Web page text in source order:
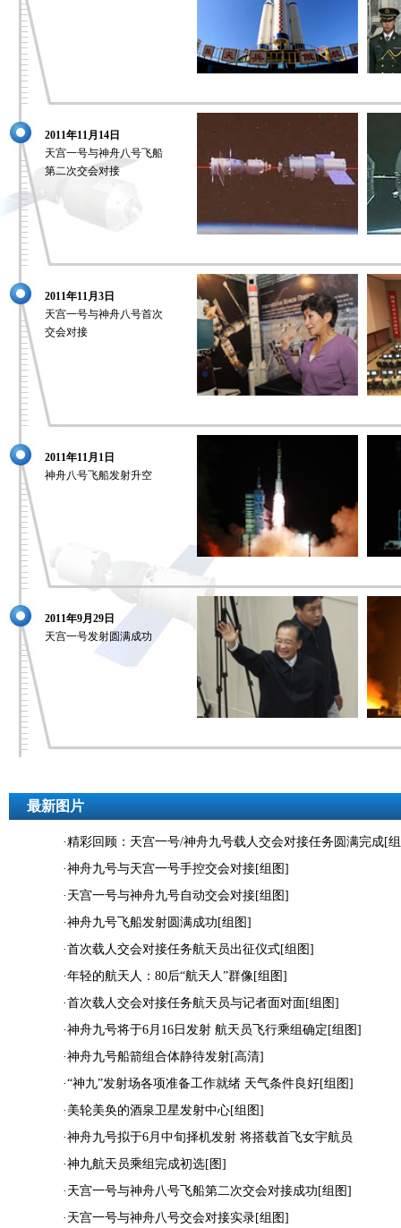
2011年11月14日
天宫一号与神舟八号飞船
第二次交会对接
2011年11月3日
天宫一号与神舟八号首次
交会对接
2011年11月1日
神舟八号飞船发射升空
2011年9月29日
天宫一号发射圆满成功
最新图片
·精彩回顾：天宫一号/神舟九号载人交会对接任务圆满完成[
·神舟九号与天宫一号手控交会对接[组图]
· 天宫一号与神舟九号自动交会对接[组图]
·神舟九号飞船发射圆满成功[组图]
·首次载人交会对接任务航天员出征仪式[组图]
·年轻的航天人：80后“航天人”群像[组图]
·首次载人交会对接任务航天员与记者面对面[组图]
·神舟九号将于6月16日发射 航天员飞行乘组确定[组图]
·神舟九号船箭组合体静待发射[高清]
·“神九”发射场各项准备工作就绪 天气条件良好[组图]
· 美轮美奂的酒泉卫星发射中心[组图]
·神舟九号拟于6月中旬择机发射 将搭载首飞女宇航员
·神九航天员乘组完成初选[图]
· 天宫一号与神舟八号飞船第二次交会对接成功[组图]
· 天宫一号与神舟八号交会对接实录[组图]